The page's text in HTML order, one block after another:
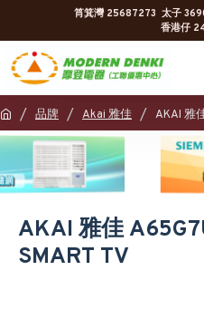
筲箕灣 25687273 太子
香港仔
品牌 Akai 雅佳 AKAI 雅
AKAI 雅佳
SMART TV